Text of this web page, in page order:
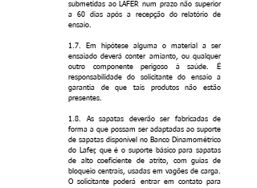
submetidas ao LAFER num prazo não superior
a 60 dias após a recepção do relatório de
ensaio.
1.7. Em hipótese alguma o material a ser
ensaiado deverá conter amianto, ou qualquer
outro componente perigoso à saúde. É
responsabilidade do solicitante do ensaio a
garantia de que tais produtos não estão
presentes.
1.8. As sapatas deverão ser fabricadas de
forma a que possam ser adaptadas ao suporte
de sapatas disponível no Banco Dinamométrico
do Lafer, que é o suporte básico para sapatas
de alto coeficiente de atrito, com guias de
bloqueio centrais, usadas em vagões de carga.
O solicitante poderá entrar em contato para